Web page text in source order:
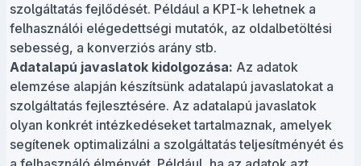
szolgáltatás fejlődését. Például a KPI-k lehetnek a
felhasználói elégedettségi mutatók, az oldalbetöltési
sebesség, a konverziós arány stb.
Adatalapú javaslatok kidolgozása: Az adatok
elemzése alapján készítsünk adatalapú javaslatokat a
szolgáltatás fejlesztésére. Az adatalapú javaslatok
olyan konkrét intézkedéseket tartalmaznak, amelyek
segítenek optimalizálni a szolgáltatás teljesítményét és